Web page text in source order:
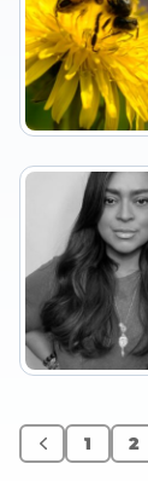
Anterior
1 2